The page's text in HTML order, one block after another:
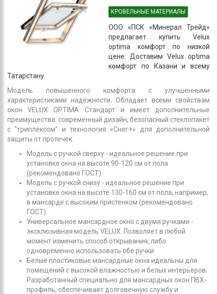
КРОВЕЛЬНЫЕ МАТЕРИАЛЫ
ООО «ПСК «Минерал Трейд»
предлагает купить Velux
optima комфорт по низкой
цене. Доставим Velux optima
комфорт по Казани и всему
Татарстану.
Модель повышенного комфорта с улучшенными
характеристиками надежности. Обладает всеми свойствам
окон VELUX OPTIMA Стандарт и имеет дополнительные
преимущества: современный дизайн, безопасный стеклопакет
с "триплексом" и технология «Снег+» для дополнительной
защиты от протечек.
Модель с ручкой сверху - идеальное решение при
установке окна на высоте 90-120 см от пола
(рекомендовано ГОСТ).
Модель с ручкой снизу - идеальное решение при
установке окна на высоте 130-160 см от пола, например,
в мансарде с высоким пристенком (рекомендовано
ГОСТ).
Универсальное мансардное окно с двумя ручками -
эксклюзивная модель VELUX. Позволяет в любой
момент изменить способ открывания, либо
одновременно использовать обе ручки.
Белые пластиковые мансардные окна идеальны для
помещений с высокой влажностью и белых интерьеров.
Разработанный специально для мансардных окон ПВХ-
профиль, обеспечивает долговечную службу и